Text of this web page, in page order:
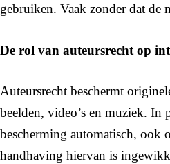
gebruiken. Vaak zonder dat de
De rol van auteursrecht op
Auteursrecht beschermt
beelden, video’s en muziek. In
bescherming automatisch, ook
handhaving hiervan is